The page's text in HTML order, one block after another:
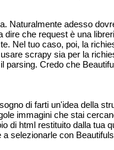
Naturalmente adesso
che request è una
Nel tuo caso, poi, la
scrapy sia per la
Credo che
di farti un'idea della
immagini che stai
di html restituito dalla tua
selezionarle con